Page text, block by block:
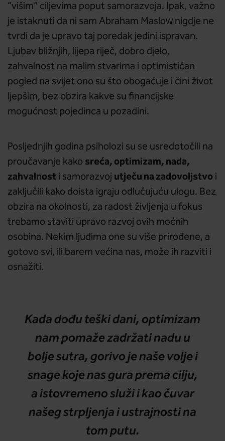
“višim” ciljevima poput samorazvoja. Ipak, važno
je istaknuti da ni sam Abraham Maslow nigdje ne
tvrdi da je upravo taj poredak jedini ispravan.
Ljubav bližnjih, lijepa riječ, dobro djelo,
zahvalnost na malim stvarima i optimističan
pogled na svijet ono su što obogaćuje i čini život
ljepšim, bez obzira kakve su financijske
mogućnost pojedinca u pozadini.
Posljednjih godina psiholozi su se usredotočili na
proučavanje kako sreća, optimizam, nada,
zahvalnosti samorazvoj utječu na zadovoljstvo i
zaključili kako doista igraju odlučujuću ulogu. Bez
obzira na okolnosti, za radost življenja u fokus
trebamo staviti upravo razvoj ovih moćnih
osobina. Nekim ljudima one su više prirođene, a
gotovo svi, ili barem većina nas, može ih razviti i
osnažiti.
Kada dođu teški dani, optimizam
nam pomaže zadržati nadu u
bolje sutra, gorivo je naše volje i
snage koje nas gura prema cilju,
a istovremeno služi i kao čuvar
našeg strpljenja i ustrajnosti na
tom putu.